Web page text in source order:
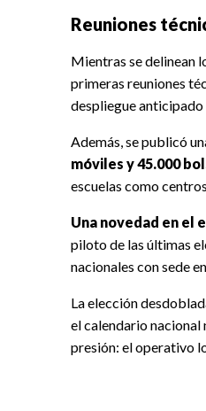
Reuniones
Mientras se delinean
primeras reuniones
despliegue anticipado
Además, se publicó
móviles y 45.000
escuelas como
Una novedad en el
piloto de las últimas
nacionales con sede
La elección
el calendario
presión: el operativo